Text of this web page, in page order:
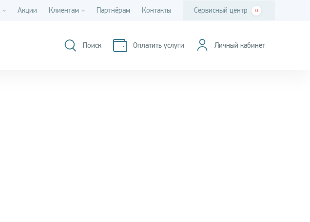
Акции Клиентам Партнёрам Контакты Сервисный центр 0
Поиск Оплатить услуги Личный кабинет